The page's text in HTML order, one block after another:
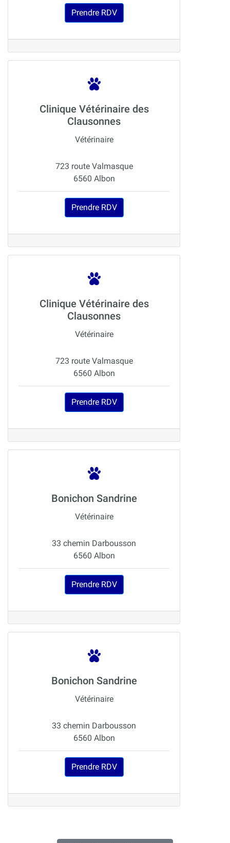
Prendre RDV
Clinique Vétérinaire des
Clausonnes
Vétérinaire
723 route Valmasque
6560 Albon
Prendre RDV
Clinique Vétérinaire des
Clausonnes
Vétérinaire
723 route Valmasque
6560 Albon
Prendre RDV
Bonichon Sandrine
Vétérinaire
33 chemin Darbousson
6560 Albon
Prendre RDV
Bonichon Sandrine
Vétérinaire
33 chemin Darbousson
6560 Albon
Prendre RDV